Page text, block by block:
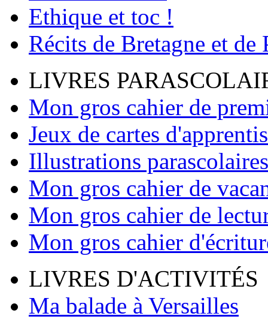
Ethique et toc !
Récits de Bretagne et de
LIVRES
Mon gros cahier de
Jeux de cartes
Illustrations parascolaires
Mon gros cahier de
Mon gros cahier de
Mon gros cahier
LIVRES D'ACTIVITÉS
Ma balade à Versailles